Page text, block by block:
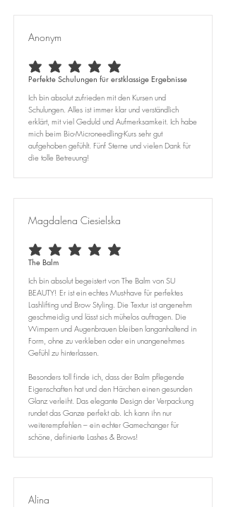
Anonym
average rating is 5 out of 5
Perfekte Schulungen für erstklassige Ergebnisse
Ich bin absolut zufrieden mit den Kursen und
Schulungen. Alles ist immer klar und verständlich
erklärt, mit viel Geduld und Aufmerksamkeit. Ich habe
mich beim Bio-Microneedling-Kurs sehr gut
aufgehoben gefühlt. Fünf Sterne und vielen Dank für
die tolle Betreuung!
Magdalena Ciesielska
average rating is 5 out of 5
The Balm
Ich bin absolut begeistert von The Balm von SU
BEAUTY! Er ist ein echtes Must-have für perfektes
Lashlifting und Brow Styling. Die Textur ist angenehm
geschmeidig und lässt sich mühelos auftragen. Die
Wimpern und Augenbrauen bleiben langanhaltend in
Form, ohne zu verkleben oder ein unangenehmes
Gefühl zu hinterlassen.
Besonders toll finde ich, dass der Balm pflegende
Eigenschaften hat und den Härchen einen gesunden
Glanz verleiht. Das elegante Design der Verpackung
rundet das Ganze perfekt ab. Ich kann ihn nur
weiterempfehlen – ein echter Gamechanger für
schöne, definierte Lashes & Brows!
Alina